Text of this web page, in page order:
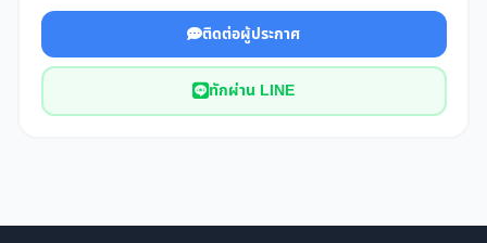
ติดต่อผู้ประกาศ
ทักผ่าน LINE